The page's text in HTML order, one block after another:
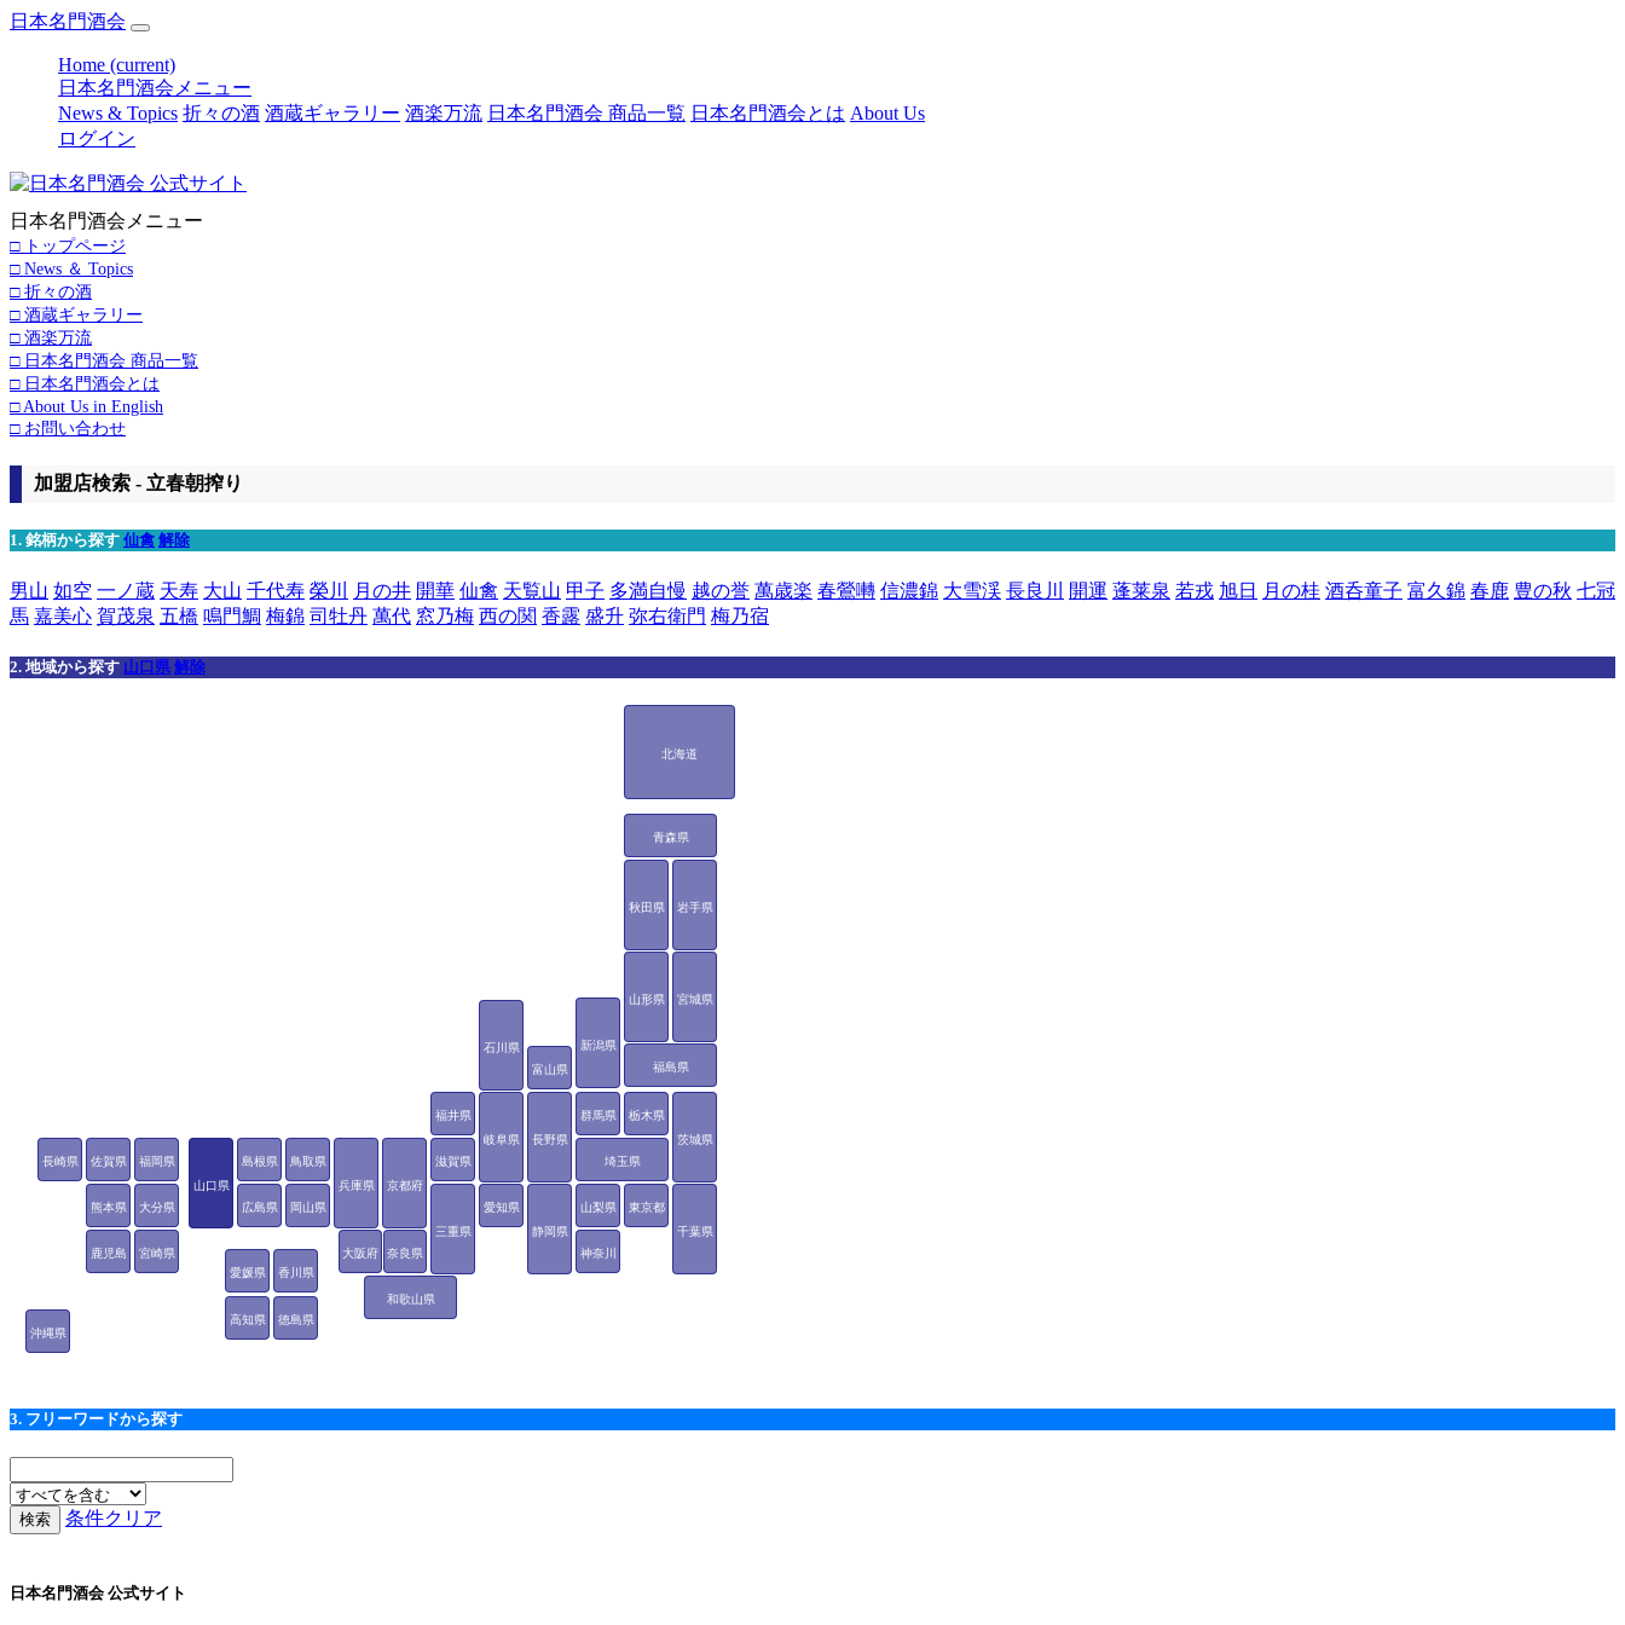
日本名門酒会
Home (current)
日本名門酒会メニュー
News & Topics 折々の酒 酒蔵ギャラリー 酒楽万流 日本名門酒会 商品一覧 日本名門酒会とは About Us
ログイン
日本名門酒会メニュー
□ トップページ
□ News ＆ Topics
□ 折々の酒
□ 酒蔵ギャラリー
□ 酒楽万流
□ 日本名門酒会 商品一覧
□ 日本名門酒会とは
□ About Us in English
□ お問い合わせ
加盟店検索 - 立春朝搾り
1. 銘柄から探す 仙禽 解除
男山 如空 一ノ蔵 天寿 大山 千代寿 榮川 月の井 開華 仙禽 天覧山 甲子 多満自慢 越の誉 萬歳楽 春鶯囀 信濃錦 大雪渓 長良川 開運 蓬莱泉 若戎 旭日 月の桂 酒呑童子 富久錦 春鹿 豊の秋 七冠
馬 嘉美心 賀茂泉 五橋 鳴門鯛 梅錦 司牡丹 萬代 窓乃梅 西の関 香露 盛升 弥右衛門 梅乃宿
2. 地域から探す 山口県 解除
北海道
青森県
岩手県
宮城県
秋田県
山形県
福島県
茨城県
栃木県
群馬県
埼玉県
千葉県
東京都
神奈川
新潟県
富山県
石川県
福井県
山梨県
長野県
岐阜県
静岡県
愛知県
三重県
滋賀県
京都府
大阪府
兵庫県
奈良県
和歌山県
鳥取県
島根県
岡山県
広島県
山口県
徳島県
香川県
愛媛県
高知県
福岡県
佐賀県
長崎県
熊本県 大分県
宮崎県
鹿児島
沖縄県
3. フリーワードから探す
条件クリア
日本名門酒会 公式サイト